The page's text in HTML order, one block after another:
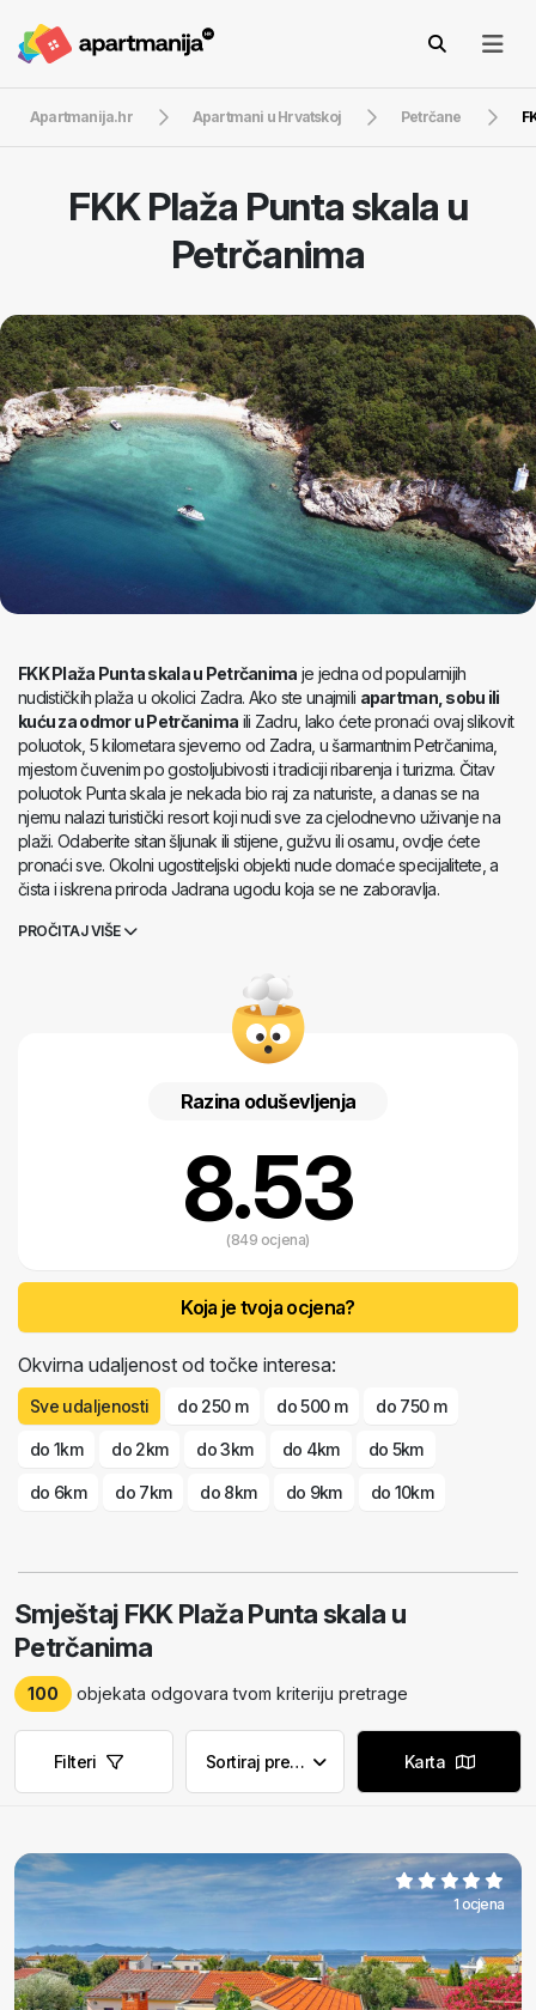
Apartmanija.hr Apartmani u Hrvatskoj Petrčane
FKK Plaža Punta skala u
Petrčanima
FKK Plaža Punta skala u Petrčanima je jedna od popularnijih
nudističkih plaža u okolici Zadra. Ako ste unajmili apartman, sobu ili
kuću za odmor u Petrčanima ili Zadru, lako ćete pronaći ovaj slikovit
poluotok, 5 kilometara sjeverno od Zadra, u šarmantnim Petrčanima,
mjestom čuvenim po gostoljubivosti i tradiciji ribarenja i turizma. Čitav
poluotok Punta skala je nekada bio raj za naturiste, a danas se na
njemu nalazi turistički resort koji nudi sve za cjelodnevno uživanje na
plaži. Odaberite sitan šljunak ili stijene, gužvu ili osamu, ovdje ćete
pronaći sve. Okolni ugostiteljski objekti nude domaće specijalitete, a
čista i iskrena priroda Jadrana ugodu koja se ne zaboravlja.
PROČITAJ VIŠE
Razina oduševljenja
8.53
(849 ocjena)
Koja je tvoja ocjena?
Okvirna udaljenost od točke interesa:
Sve udaljenosti do 250 m do 500 m do 750 m
do 1km do 2km do 3km do 4km do 5km
do 6km do 7km do 8km do 9km do 10km
Smještaj FKK Plaža Punta skala u
Petrčanima
100 objekata odgovara tvom kriteriju pretrage
Ukloni filtere
Filteri Ukloni filtere
Sortiraj prema Karta
1 ocjena